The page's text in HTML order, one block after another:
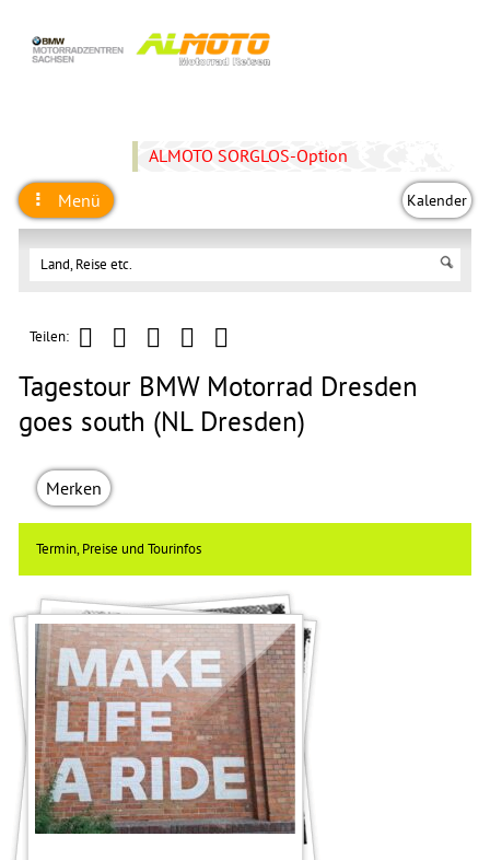
ALMOTO SORGLOS-Option
Menü Kalender
Teilen:
Tagestour BMW Motorrad Dresden
goes south (NL Dresden)
Merken
Termin, Preise und Tourinfos